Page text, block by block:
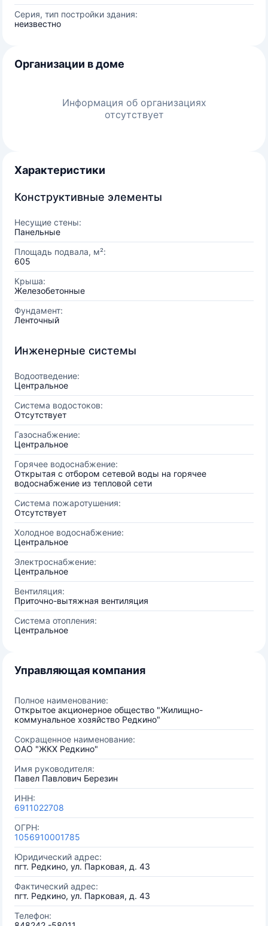
Серия, тип постройки здания:
неизвестно
Организации в доме
Информация об организациях
отсутствует
Характеристики
Конструктивные элементы
Несущие стены:
Панельные
Площадь подвала, м²:
605
Крыша:
Железобетонные
Фундамент:
Ленточный
Инженерные системы
Водоотведение:
Центральное
Система водостоков:
Отсутствует
Газоснабжение:
Центральное
Горячее водоснабжение:
Открытая с отбором сетевой воды на горячее
водоснабжение из тепловой сети
Система пожаротушения:
Отсутствует
Холодное водоснабжение:
Центральное
Электроснабжение:
Центральное
Вентиляция:
Приточно-вытяжная вентиляция
Система отопления:
Центральное
Управляющая компания
Полное наименование:
Открытое акционерное общество "Жилищно-
коммунальное хозяйство Редкино"
Сокращенное наименование:
ОАО "ЖКХ Редкино"
Имя руководителя:
Павел Павлович Березин
ИНН:
6911022708
ОГРН:
1056910001785
Юридический адрес:
пгт. Редкино, ул. Парковая, д. 43
Фактический адрес:
пгт. Редкино, ул. Парковая, д. 43
Телефон: